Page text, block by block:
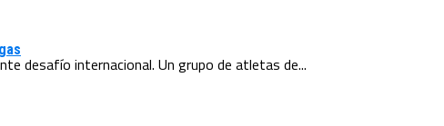
desafío internacional. Un grupo de atletas de...